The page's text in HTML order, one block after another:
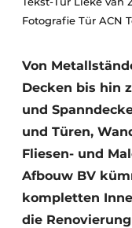
Podcasts
Geschichte
Ein
Freie Stellen
Videos
Glas
Fotografie Tür ACN
Von
Decken bis hin
und
und Türen,
Fliesen- und
Afbouw BV
kompletten
die